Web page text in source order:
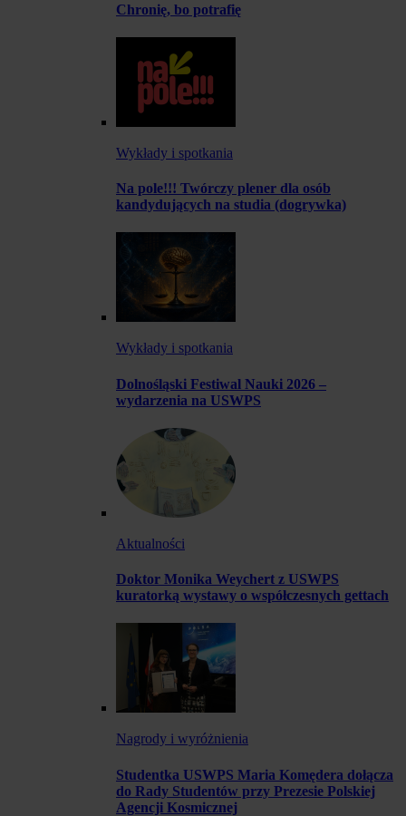
Chronię, bo potrafię
Wykłady i spotkania
Na pole!!! Twórczy plener dla osób
kandydujących na studia (dogrywka)
Wykłady i spotkania
Dolnośląski Festiwal Nauki 2026 –
wydarzenia na USWPS
Aktualności
Doktor Monika Weychert z USWPS
kuratorką wystawy o współczesnych gettach
Nagrody i wyróżnienia
Studentka USWPS Maria Komędera dołącza
do Rady Studentów przy Prezesie Polskiej
Agencji Kosmicznej